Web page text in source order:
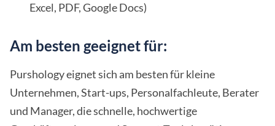
Excel, PDF, Google Docs)
Am besten geeignet für:
Purshology eignet sich am besten für kleine
Unternehmen, Start-ups, Personalfachleute, Berater
und Manager, die schnelle, hochwertige